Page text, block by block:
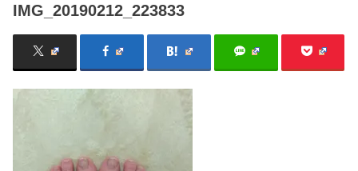
IMG_20190212_223833